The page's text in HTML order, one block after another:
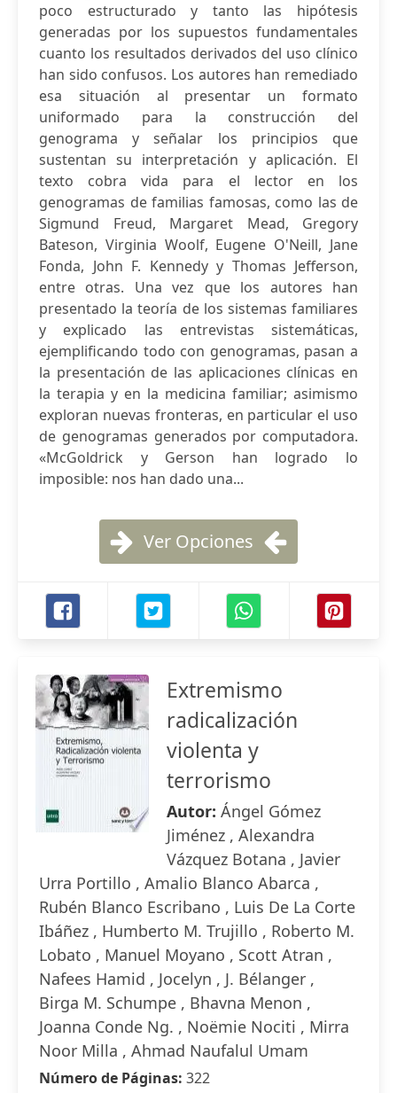
poco estructurado y tanto las hipótesis
generadas por los supuestos fundamentales
cuanto los resultados derivados del uso clínico
han sido confusos. Los autores han remediado
esa situación al presentar un formato
uniformado para la construcción del
genograma y señalar los principios que
sustentan su interpretación y aplicación. El
texto cobra vida para el lector en los
genogramas de familias famosas, como las de
Sigmund Freud, Margaret Mead, Gregory
Bateson, Virginia Woolf, Eugene O'Neill, Jane
Fonda, John F. Kennedy y Thomas Jefferson,
entre otras. Una vez que los autores han
presentado la teoría de los sistemas familiares
y explicado las entrevistas sistemáticas,
ejemplificando todo con genogramas, pasan a
la presentación de las aplicaciones clínicas en
la terapia y en la medicina familiar; asimismo
exploran nuevas fronteras, en particular el uso
de genogramas generados por computadora.
«McGoldrick y Gerson han logrado lo
imposible: nos han dado una...
Ver Opciones
Extremismo
radicalización
violenta y
terrorismo
Autor: Ángel Gómez
Jiménez , Alexandra
Vázquez Botana , Javier
Urra Portillo , Amalio Blanco Abarca ,
Rubén Blanco Escribano , Luis De La Corte
Ibáñez , Humberto M. Trujillo , Roberto M.
Lobato , Manuel Moyano , Scott Atran ,
Nafees Hamid , Jocelyn , J. Bélanger ,
Birga M. Schumpe , Bhavna Menon ,
Joanna Conde Ng. , Noëmie Nociti , Mirra
Noor Milla , Ahmad Naufalul Umam
Número de Páginas: 322